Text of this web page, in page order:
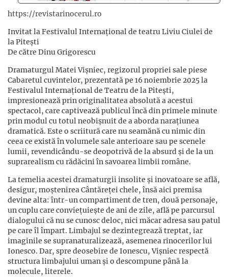
https://revistarinocerul.ro
Invitat la Festivalul Internațional de teatru Liviu Ciulei de
la Pitești
De către Dinu Grigorescu
Dramaturgul Matei Vișniec, regizorul propriei sale piese
Cabaretul cuvintelor, prezentată pe 16 noiembrie 2025 la
Festivalul Internațional de Teatru de la Pitești,
impresionează prin originalitatea absolută a acestui
spectacol, care captivează publicul încă din primele minute
prin modul cu totul neobișnuit de a aborda narațiunea
dramatică. Este o scriitură care nu seamănă cu nimic din
ceea ce există în volumele sale anterioare sau pe scenele
lumii, revendicându-se deopotrivă de la absurd și de la un
suprarealism cu rădăcini în savoarea limbii române.
La temelia acestei dramaturgii insolite și inovatoare se află,
desigur, moștenirea Cântăreței chele, însă aici premisa
devine alta: într-un compartiment de tren, două personaje,
un cuplu care conviețuiește de ani de zile, află pe parcursul
dialogului că nu se cunosc deloc, nici măcar adresa sau patul
pe care îl împart. Limbajul se dezintegrează treptat, iar
imaginile se supranaturalizează, asemenea rinocerilor lui
Ionesco. Dar, spre deosebire de Ionescu, Vișniec respectă
structura limbajului uman și o descompune până la
molecule, literele.